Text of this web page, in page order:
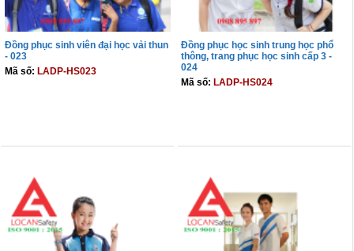
Đồng phục sinh viên đại học vải thun
- 023
Mã số: LADP-HS023
Đồng phục học sinh trung học phổ
thông, trang phục học sinh cấp 3 -
024
Mã số: LADP-HS024